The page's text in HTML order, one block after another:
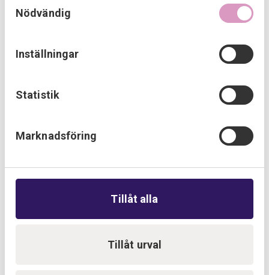
Nödvändig
Inställningar
Statistik
Marknadsföring
Tillåt alla
Tillåt urval